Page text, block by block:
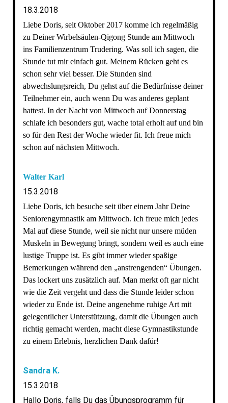
18.3.2018
Liebe Doris, seit Oktober 2017 komme ich regelmäßig
zu Deiner Wirbelsäulen-Qigong Stunde am Mittwoch
ins Familienzentrum Trudering. Was soll ich sagen, die
Stunde tut mir einfach gut. Meinem Rücken geht es
schon sehr viel besser. Die Stunden sind
abwechslungsreich, Du gehst auf die Bedürfnisse deiner
Teilnehmer ein, auch wenn Du was anderes geplant
hattest. In der Nacht von Mittwoch auf Donnerstag
schlafe ich besonders gut, wache total erholt auf und bin
so für den Rest der Woche wieder fit. Ich freue mich
schon auf nächsten Mittwoch.
Walter Karl
15.3.2018
Liebe Doris, ich besuche seit über einem Jahr Deine
Seniorengymnastik am Mittwoch. Ich freue mich jedes
Mal auf diese Stunde, weil sie nicht nur unsere müden
Muskeln in Bewegung bringt, sondern weil es auch eine
lustige Truppe ist. Es gibt immer wieder spaßige
Bemerkungen während den „anstrengenden“ Übungen.
Das lockert uns zusätzlich auf. Man merkt oft gar nicht
wie die Zeit vergeht und dass die Stunde leider schon
wieder zu Ende ist. Deine angenehme ruhige Art mit
gelegentlicher Unterstützung, damit die Übungen auch
richtig gemacht werden, macht diese Gymnastikstunde
zu einem Erlebnis, herzlichen Dank dafür!
Sandra K.
15.3.2018
Hallo Doris, falls Du das Übungsprogramm für